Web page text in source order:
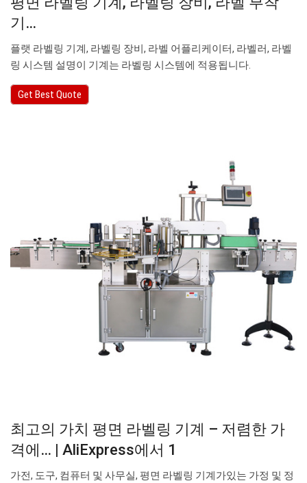
기…
플랫 라벨링 기계, 라벨링 장비, 라벨 어플리케이터, 라벨러, 라벨
링 시스템 설명이 기계는 라벨링 시스템에 적용됩니다.
Get Best Quote
최고의 가치 평면 라벨링 기계 – 저렴한 가
격에… | AliExpress에서 1
가전, 도구, 컴퓨터 및 사무실, 평면 라벨링 기계가있는 가정 및 정